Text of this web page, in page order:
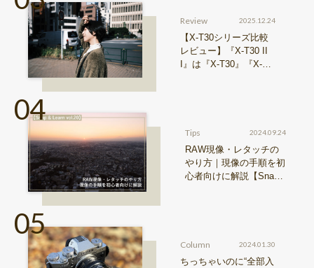
Review 2025.12.24
【X-T30シリーズ比較
レビュー】『X-T30 II
I』は『X-T30』『X-T3
Tips 2024.09.24
RAW現像・レタッチの
やり方｜現像の手順を初
心者向けに解説【Snap
Column 2024.01.30
ちっちゃいのに“全部入